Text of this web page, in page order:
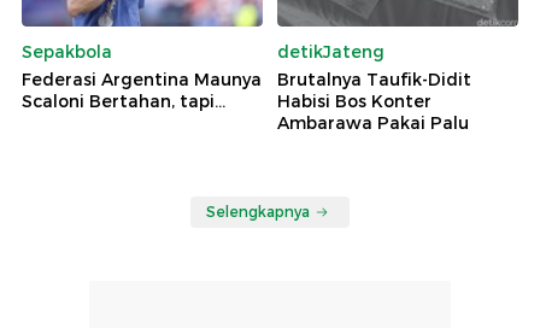
Sepakbola
Federasi Argentina Maunya
Scaloni Bertahan, tapi...
detikJateng
Brutalnya Taufik-Didit
Habisi Bos Konter
Ambarawa Pakai Palu
Selengkapnya